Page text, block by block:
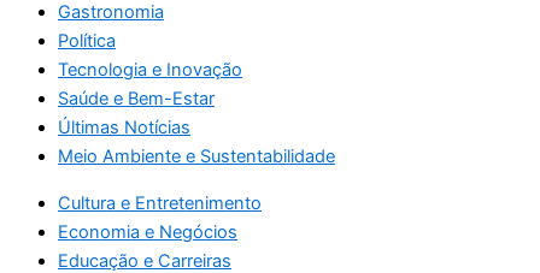
Gastronomia
Política
Tecnologia e Inovação
Saúde e Bem-Estar
Últimas Notícias
Meio Ambiente e Sustentabilidade
Cultura e Entretenimento
Economia e Negócios
Educação e Carreiras